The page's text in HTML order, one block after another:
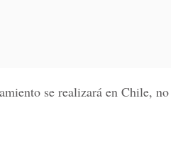
se realizará en Chile, no